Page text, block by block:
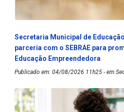
Secretaria Municipal de
parceria com o SEBRAE para
Educação Empreendedora
Publicado em: 04/08/2026 11h25 - em